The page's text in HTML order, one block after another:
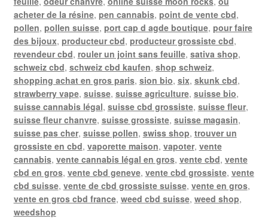
acheter de la résine, pen cannabis, point de vente cbd,
pollen, pollen suisse, port cap d agde boutique, pour faire
des bijoux, producteur cbd, producteur grossiste cbd,
revendeur cbd, rouler un joint sans feuille, sativa shop,
schweiz cbd, schweiz cbd kaufen, shop schweiz,
shopping achat en gros paris, sion bio, six, skunk cbd,
strawberry vape, suisse, suisse agriculture, suisse bio,
suisse cannabis légal, suisse cbd grossiste, suisse fleur,
suisse fleur chanvre, suisse grossiste, suisse magasin,
suisse pas cher, suisse pollen, swiss shop, trouver un
grossiste en cbd, vaporette maison, vapoter, vente
cannabis, vente cannabis légal en gros, vente cbd, vente
cbd en gros, vente cbd geneve, vente cbd grossiste, vente
cbd suisse, vente de cbd grossiste suisse, vente en gros,
vente en gros cbd france, weed cbd suisse, weed shop,
weedshop